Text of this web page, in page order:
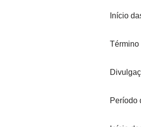
Início
Término
Período